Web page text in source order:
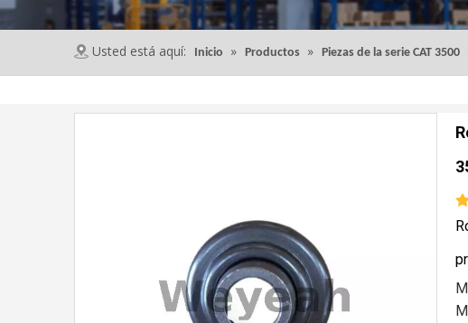
Usted está aquí: Inicio » Productos » Piezas de la serie CAT 3500